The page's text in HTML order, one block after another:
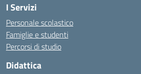
I Servizi
Personale scolastico
Famiglie e studenti
Percorsi di studio
Didattica